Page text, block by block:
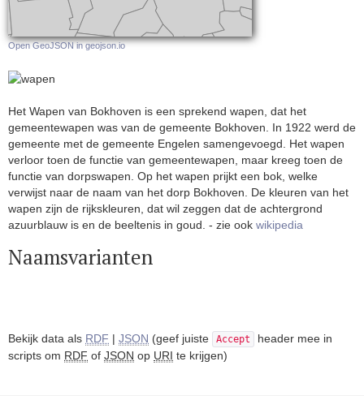
Open GeoJSON in geojson.io
Het Wapen van Bokhoven is een sprekend wapen, dat het
gemeentewapen was van de gemeente Bokhoven. In 1922 werd de
gemeente met de gemeente Engelen samengevoegd. Het wapen
verloor toen de functie van gemeentewapen, maar kreeg toen de
functie van dorpswapen. Op het wapen prijkt een bok, welke
verwijst naar de naam van het dorp Bokhoven. De kleuren van het
wapen zijn de rijkskleuren, dat wil zeggen dat de achtergrond
azuurblauw is en de beeltenis in goud. - zie ook wikipedia
Naamsvarianten
Bekijk data als RDF | JSON (geef juiste Accept
header mee in
scripts om RDF of JSON op URI te krijgen)